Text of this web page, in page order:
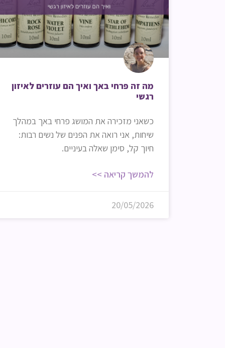
מה זה פרחי באך ואיך הם עוזרים לאיזון
רגשי
כשאני מזכירה את המושג פרחי באך במהלך
שיחות, אני רואה את הפנים של נשים רבות:
חיוך קל, סימן שאלה בעיניים.
להמשך קריאה >>
20/05/2026